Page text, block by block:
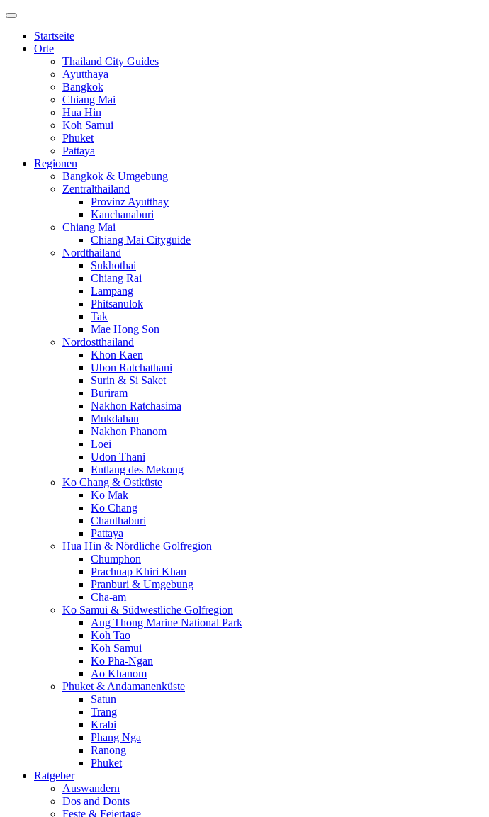
Startseite
Orte
Thailand City Guides
Ayutthaya
Bangkok
Chiang Mai
Hua Hin
Koh Samui
Phuket
Pattaya
Regionen
Bangkok & Umgebung
Zentralthailand
Provinz Ayutthay
Kanchanaburi
Chiang Mai
Chiang Mai Cityguide
Nordthailand
Sukhothai
Chiang Rai
Lampang
Phitsanulok
Tak
Mae Hong Son
Nordostthailand
Khon Kaen
Ubon Ratchathani
Surin & Si Saket
Buriram
Nakhon Ratchasima
Mukdahan
Nakhon Phanom
Loei
Udon Thani
Entlang des Mekong
Ko Chang & Ostküste
Ko Mak
Ko Chang
Chanthaburi
Pattaya
Hua Hin & Nördliche Golfregion
Chumphon
Prachuap Khiri Khan
Pranburi & Umgebung
Cha-am
Ko Samui & Südwestliche Golfregion
Ang Thong Marine National Park
Koh Tao
Koh Samui
Ko Pha-Ngan
Ao Khanom
Phuket & Andamanenküste
Satun
Trang
Krabi
Phang Nga
Ranong
Phuket
Ratgeber
Auswandern
Dos and Donts
Feste & Feiertage